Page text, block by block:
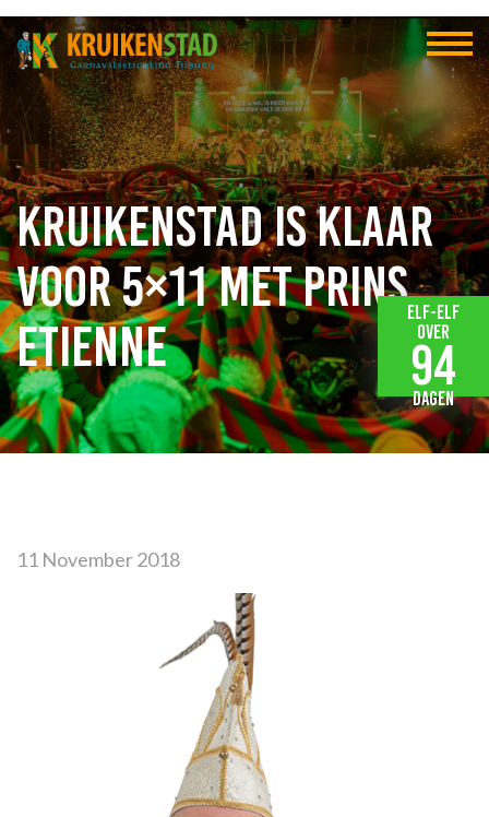
Kruikenstad is klaar
voor 5×11 met prins
Etienne
11 November 2018
Elf-elf
over
94
dagen